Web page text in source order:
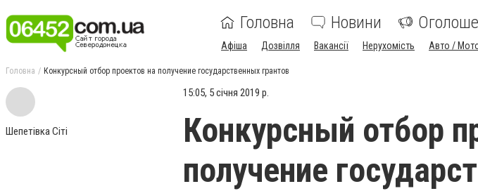
Головна Новини
Афіша Дозвілля Вакансії Нерухомість Авто /
Головна Конкурсный отбор проектов на получение государственных грантов
Шепетівка Сіті
15:05, 5 січня 2019 р.
Конкурсный отбор
получение